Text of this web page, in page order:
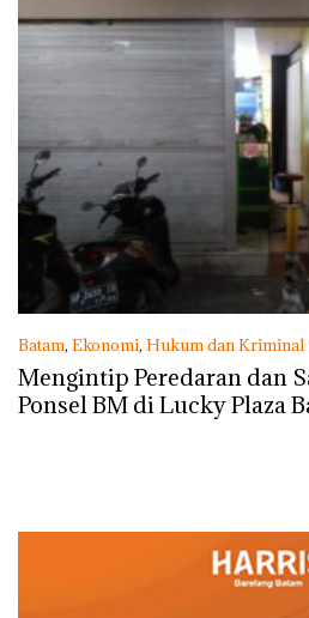
Batam, Ekonomi, Hukum dan Kriminal
WIB
Mengintip Peredaran dan
Ponsel BM di Lucky Plaza